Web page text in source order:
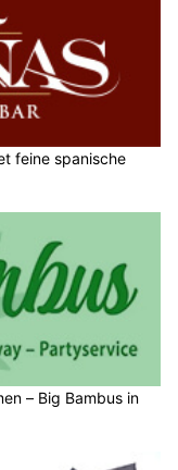
feine spanische
– Big Bambus in